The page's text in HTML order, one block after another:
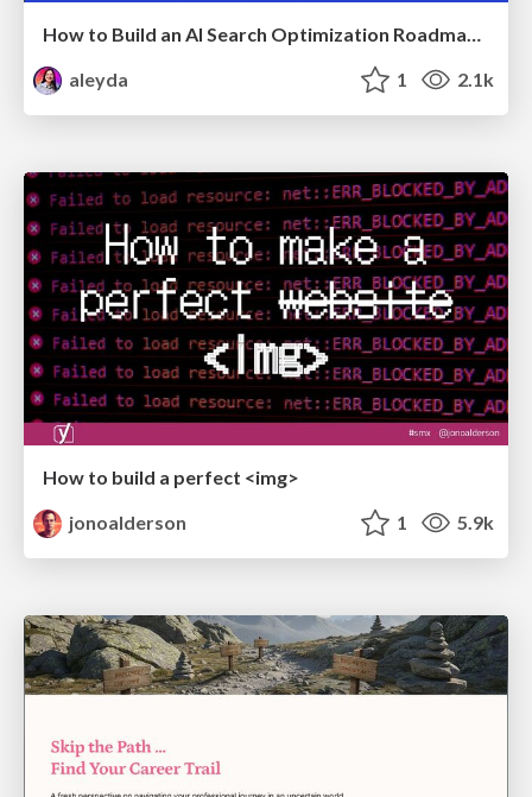
How to Build an AI Search Optimization Roadmap - Criteria and Steps to Take #SEOIRL
aleyda
1 2.1k
How to build a perfect <img>
jonoalderson
1 5.9k